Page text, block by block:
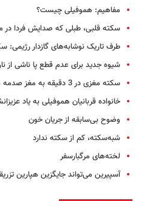
مفاهیم:‌ هموفیلی چیست؟
سکته قلبی، طبلی که صدایش فردا در
طرف تاریک نوشابه‌های گازدار رژیمی:
شیوه جدید برای عدم قطع پا ناشی از
سکته مغزی در 3 دقیقه به مغز صدمه می‌زند
خانواده قربانیان هموفیلی به یاد
وضوح بی‌سابقه از جریان خون
شبه‌سکته، کم از سکته ندارد
لخته‌های مرگبارسفر
آسپیرین می‌تواند جایگزین هپارین